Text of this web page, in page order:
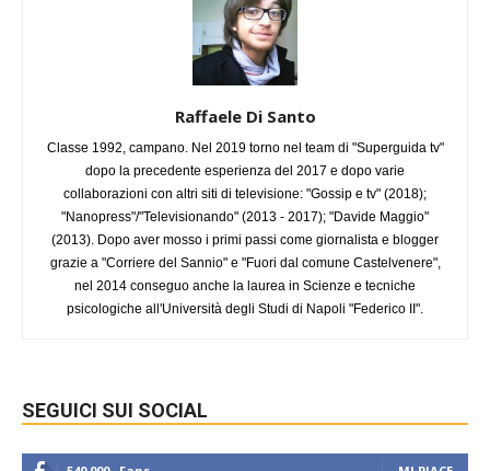
Raffaele Di Santo
Classe 1992, campano. Nel 2019 torno nel team di "Superguida tv"
dopo la precedente esperienza del 2017 e dopo varie
collaborazioni con altri siti di televisione: "Gossip e tv" (2018);
"Nanopress"/"Televisionando" (2013 - 2017); "Davide Maggio"
(2013). Dopo aver mosso i primi passi come giornalista e blogger
grazie a "Corriere del Sannio" e "Fuori dal comune Castelvenere",
nel 2014 conseguo anche la laurea in Scienze e tecniche
psicologiche all'Università degli Studi di Napoli "Federico II".
SEGUICI SUI SOCIAL